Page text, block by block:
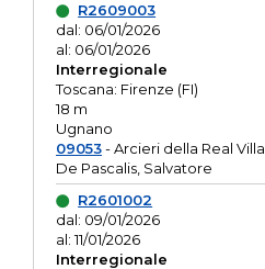
R2609003
dal: 06/01/2026
al: 06/01/2026
Interregionale
Toscana: Firenze (FI)
18 m
Ugnano
09053- Arcieri della Real Villa
De Pascalis, Salvatore
R2601002
dal: 09/01/2026
al: 11/01/2026
Interregionale